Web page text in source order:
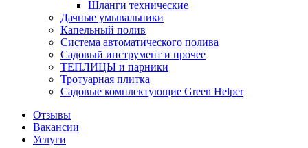
Шланги технические
Дачные умывальники
Капельный полив
Система автоматического полива
Садовый инструмент и прочее
ТЕПЛИЦЫ и парники
Тротуарная плитка
Садовые комплектующие Green Helper
Отзывы
Вакансии
Услуги